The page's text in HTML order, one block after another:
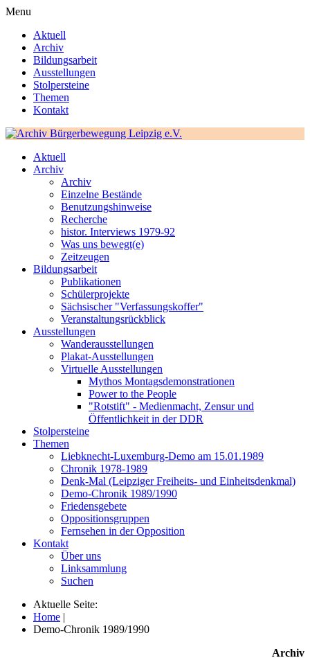
Menu
Aktuell
Archiv
Bildungsarbeit
Ausstellungen
Stolpersteine
Themen
Kontakt
Aktuell
Archiv
Archiv
Einzelne Bestände
Benutzungshinweise
Recherche
histor. Interviews 1979-92
Was uns bewegt(e)
Zeitzeugen
Bildungsarbeit
Publikationen
Schülerprojekte
Sächsischer "Verfassungskoffer"
Veranstaltungsrückblick
Ausstellungen
Wanderausstellungen
Plakat-Ausstellungen
Virtuelle Ausstellungen
Mythos Montagsdemonstrationen
Power to the People
"Rotstift" - Medienmacht, Zensur und
Öffentlichkeit in der DDR
Stolpersteine
Themen
Liebknecht-Luxemburg-Demo am 15.01.1989
Chronik 1978-1989
Denk-Mal (Leipziger Freiheits- und Einheitsdenkmal)
Demo-Chronik 1989/1990
Friedensgebete
Oppositionsgruppen
Fernsehen in der Opposition
Kontakt
Über uns
Linksammlung
Suchen
Aktuelle Seite:
Home |
Demo-Chronik 1989/1990
Archiv